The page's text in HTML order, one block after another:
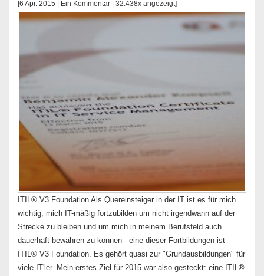
[6 Apr. 2015 | Ein Kommentar | 32.438x angezeigt]
ITIL® V3 Foundation Als Quereinsteiger in der IT ist es für mich
wichtig, mich IT-mäßig fortzubilden um nicht irgendwann auf der
Strecke zu bleiben und um mich in meinem Berufsfeld auch
dauerhaft bewähren zu können - eine dieser Fortbildungen ist
ITIL® V3 Foundation. Es gehört quasi zur "Grundausbildungen" für
viele IT'ler. Mein erstes Ziel für 2015 war also gesteckt: eine ITIL®